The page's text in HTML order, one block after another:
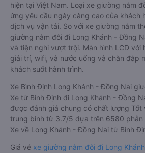
hiện tại Việt Nam. Loại xe giường nằm
ứng yêu cầu ngày càng cao của khách
dịch vụ vận tải. So với xe giường nằm
giường nằm đôi đi Long Khánh - Đồng
và tiện nghi vượt trội. Màn hình LCD với
giải trí, wifi, và nước uống và chăn đắp
khách suốt hành trình.
Xe Bình Định Long Khánh - Đồng Nai
Xe từ Bình Định đi Long Khánh - Đồng
được đánh giá chung có chất lượng Tốt
trung bình từ 3.7/5 dựa trên 6580 phản
Xe về Long Khánh - Đồng Nai từ Bình
Giá vé xe giường nằm đôi đi Long